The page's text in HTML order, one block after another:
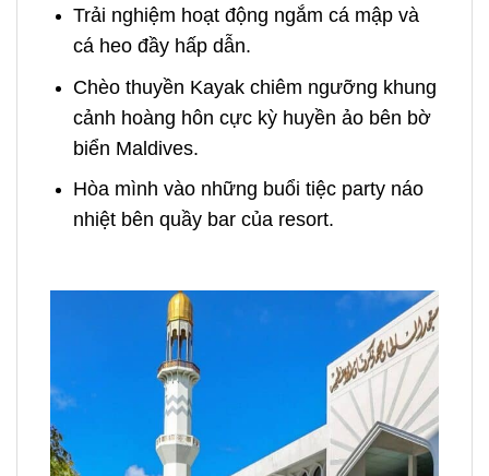
Trải nghiệm hoạt động ngắm cá mập và
cá heo đầy hấp dẫn.
Chèo thuyền Kayak chiêm ngưỡng khung
cảnh hoàng hôn cực kỳ huyền ảo bên bờ
biển Maldives.
Hòa mình vào những buổi tiệc party náo
nhiệt bên quầy bar của resort.